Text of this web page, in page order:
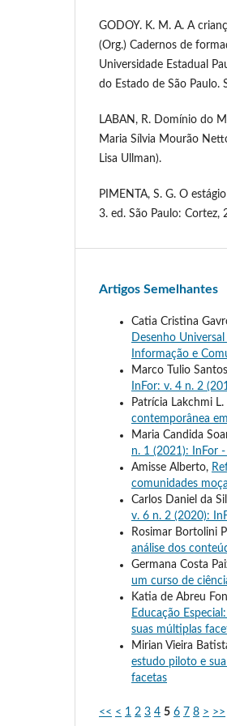
GODOY. K. M. A. A
(Org.) Cadernos de
Universidade Estadual
do Estado de São Paulo.
LABAN, R. Domínio do
Maria Sílvia Mourão
Lisa Ullman).
PIMENTA, S. G. O
3. ed. São Paulo: Cortez,
Artigos Semelhantes
Catia Cristina
Desenho
Informação e
Marco Tulio
InFor: v. 4 n. 2
Patrícia Lakchmi
contemporânea
Maria Candida
n. 1 (2021): InFor
Amisse Alberto,
comunidades
Carlos Daniel da
v. 6 n. 2 (2020):
Rosimar Bortolini
análise dos
Germana Costa
um curso de
Katia de Abreu
Educação
suas múltiplas
Mirian Vieira
estudo piloto e
facetas
<< < 1 2 3 4 5 6 7 8 > >>